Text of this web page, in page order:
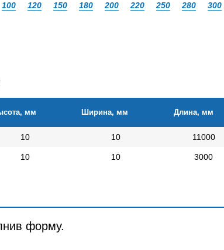
100 120 150 180 200 220 250 280 300
мм Ширина, мм Длина, мм
10 10 11000
10 10 3000
форму.